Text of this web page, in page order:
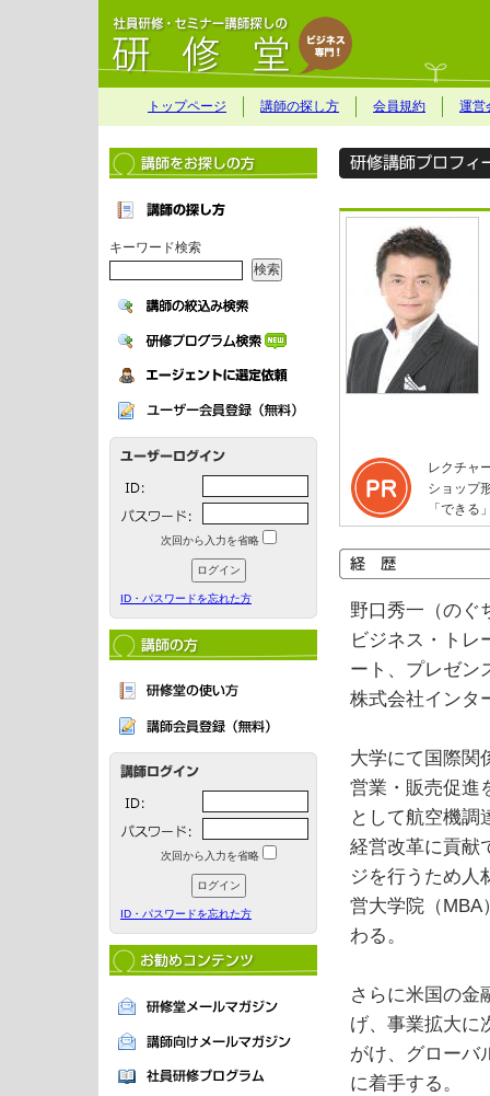
トップページ 講師の探し方 会員規約 運営
キーワード検索
次回から入力を省略
ID・パスワードを忘れた方
次回から入力を省略
ID・パスワードを忘れた方
レクチャ
ショップ
「できる
野口秀一（のぐ
ビジネス・トレ
ート、プレゼ
株式会社インタ
大学にて国際関
営業・販売促進
として航空機調
経営改革に貢献
ジを行うため人
営大学院（MBA
わる。
さらに米国の金
げ、事業拡大に
がけ、グローバ
に着手する。